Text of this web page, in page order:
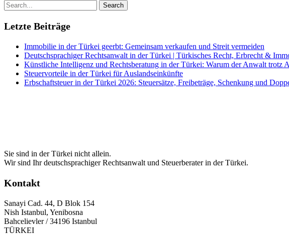
Letzte Beiträge
Immobilie in der Türkei geerbt: Gemeinsam verkaufen und Streit vermeiden
Deutschsprachiger Rechtsanwalt in der Türkei | Türkisches Recht, Erbrecht &
Künstliche Intelligenz und Rechtsberatung in der Türkei: Warum der Anwalt trotz
Steuervorteile in der Türkei für Auslandseinkünfte
Erbschaftsteuer in der Türkei 2026: Steuersätze, Freibeträge, Schenkung und
Sie sind in der Türkei nicht allein.
Wir sind Ihr deutschsprachiger Rechtsanwalt und Steuerberater in der Türkei.
Kontakt
Sanayi Cad. 44, D Blok 154
Nish Istanbul, Yenibosna
Bahcelievler / 34196 Istanbul
TÜRKEI